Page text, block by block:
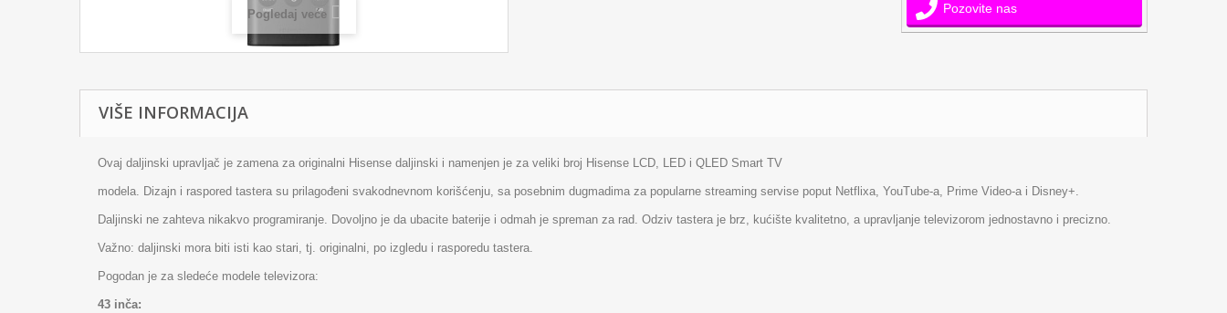
Pogledaj veće Pozovite nas
VIŠE INFORMACIJA
Ovaj daljinski upravljač je zamena za originalni Hisense daljinski i namenjen je za veliki broj Hisense LCD, LED i QLED Smart TV
modela. Dizajn i raspored tastera su prilagođeni svakodnevnom korišćenju, sa posebnim dugmadima za popularne streaming servise poput Netflixa, YouTube-a, Prime Video-a i Disney+.
Daljinski ne zahteva nikakvo programiranje. Dovoljno je da ubacite baterije i odmah je spreman za rad. Odziv tastera je brz, kućište kvalitetno, a upravljanje televizorom jednostavno i precizno.
Važno: daljinski mora biti isti kao stari, tj. originalni, po izgledu i rasporedu tastera.
Pogodan je za sledeće modele televizora:
43 inča: